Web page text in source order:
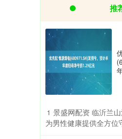
推
1 景盛网配资 临沂兰
为男性健康提供全方位